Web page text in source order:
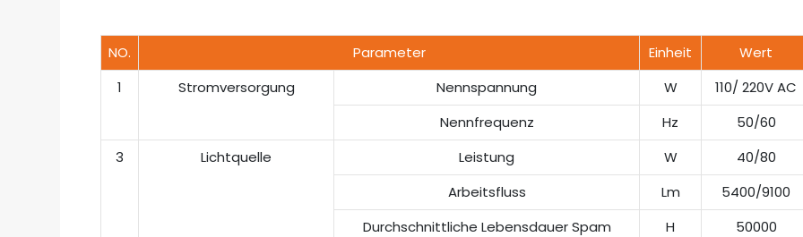
NO. Parameter Einheit
Wert
1
Stromversorgung Nennspannung W
110/ 220V AC
Nennfrequenz
Hz
50/60
3
Lichtquelle Leistung W
40/80
Arbeitsfluss
Lm
5400/9100
Durchschnittliche Lebensdauer Spam
H
50000